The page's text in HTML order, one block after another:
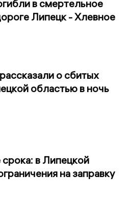
в смертельное
Липецк - Хлевное
о сбитых
областью в ночь
в Липецкой
на заправку